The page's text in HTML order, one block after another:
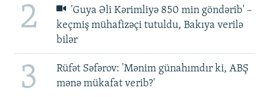
2
'Guya Əli Kərimliyə 850 min göndərib' –
keçmiş mühafizəçi tutuldu, Bakıya verilə
bilər
3
Rüfət Səfərov: 'Mənim günahımdır ki, ABŞ
mənə mükafat verib?'